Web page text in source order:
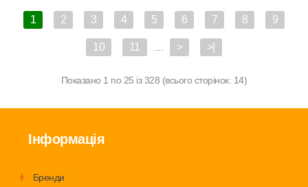
1 2 3 4 5 6 7 8 9
10 11 .... > >|
Показано 1 по 25 із 328 (всього сторінок: 14)
Інформація
Бренди